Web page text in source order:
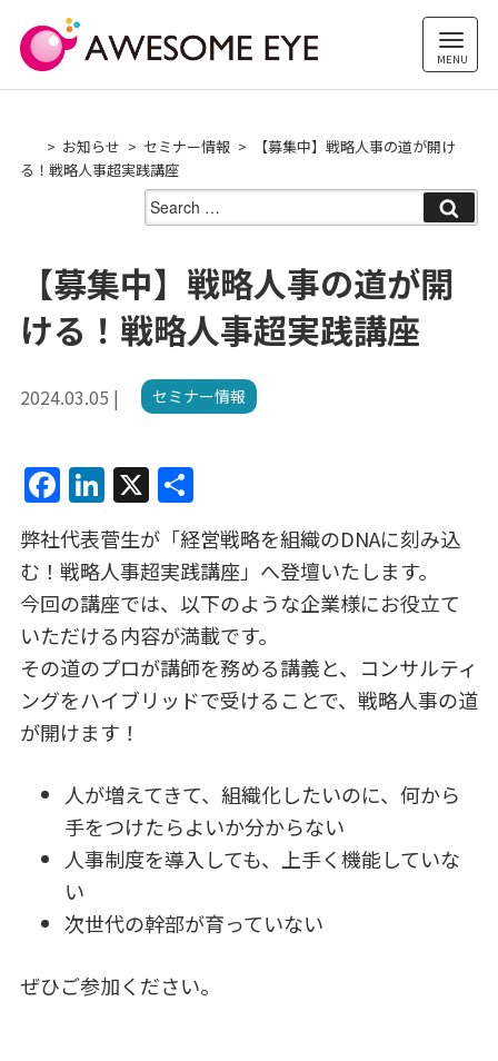
content
お知らせ セミナー情報
【募集中】戦略人事の道が開け
る！戦略人事超実践講座
Search
for:
【募集中】戦略人事の道が開
ける！戦略人事超実践講座
2024.03.05 | セミナー情報
F
a
c
e
b
o
o
k
Li
n
k
e
dI
n
X 共
有
弊社代表菅生が「経営戦略を組織のDNAに刻み込
む！戦略人事超実践講座」へ登壇いたします。
今回の講座では、以下のような企業様にお役立て
いただける内容が満載です。
その道のプロが講師を務める講義と、コンサルティ
ングをハイブリッドで受けることで、戦略人事の道
が開けます！
人が増えてきて、組織化したいのに、何から
手をつけたらよいか分からない
人事制度を導入しても、上手く機能していな
い
次世代の幹部が育っていない
ぜひご参加ください。